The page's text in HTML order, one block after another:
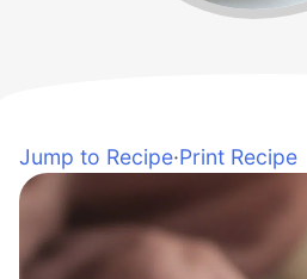
Jump to Recipe·Print Recipe